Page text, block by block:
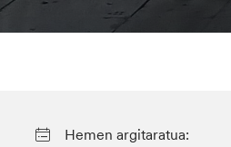
Hemen argitaratua: